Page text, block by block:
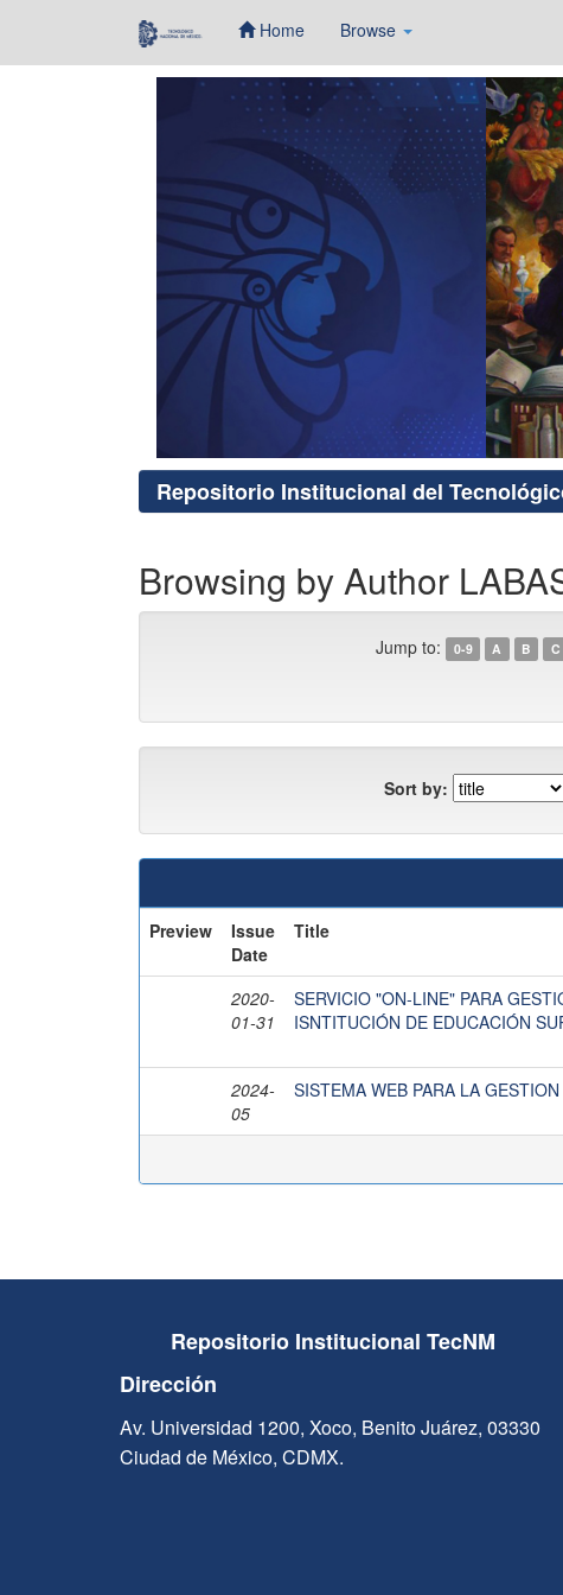
Home Browse
Repositorio Institucional del
Browsing by Author
Jump to: 0-9 A B C
Sort by:
Preview
Issue
Date
Title
2020-
01-31
SERVICIO "ON-LINE" PARA
ISNTITUCIÓN DE EDUCACIÓN
2024-
05
SISTEMA WEB PARA LA
Repositorio Institucional TecNM
Dirección
Av. Universidad 1200, Xoco, Benito Juárez, 03330
Ciudad de México, CDMX.